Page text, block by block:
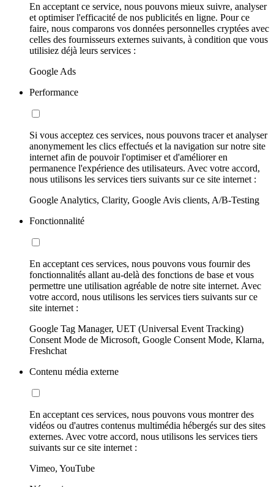
En acceptant ce service, nous pouvons mieux suivre, analyser
et optimiser l'efficacité de nos publicités en ligne. Pour ce
faire, nous comparons vos données personnelles cryptées avec
celles des fournisseurs externes suivants, à condition que vous
utilisiez déjà leurs services :
Google Ads
Performance
Si vous acceptez ces services, nous pouvons tracer et analyser
anonymement les clics effectués et la navigation sur notre site
internet afin de pouvoir l'optimiser et d'améliorer en
permanence l'expérience des utilisateurs. Avec votre accord,
nous utilisons les services tiers suivants sur ce site internet :
Google Analytics, Clarity, Google Avis clients, A/B-Testing
Fonctionnalité
En acceptant ces services, nous pouvons vous fournir des
fonctionnalités allant au-delà des fonctions de base et vous
permettre une utilisation agréable de notre site internet. Avec
votre accord, nous utilisons les services tiers suivants sur ce
site internet :
Google Tag Manager, UET (Universal Event Tracking)
Consent Mode de Microsoft, Google Consent Mode, Klarna,
Freshchat
Contenu média externe
En acceptant ces services, nous pouvons vous montrer des
vidéos ou d'autres contenus multimédia hébergés sur des sites
externes. Avec votre accord, nous utilisons les services tiers
suivants sur ce site internet :
Vimeo, YouTube